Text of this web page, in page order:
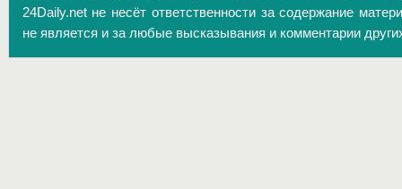
24Daily.net не несёт ответственности за содержание
не является и за любые высказывания и комментарии